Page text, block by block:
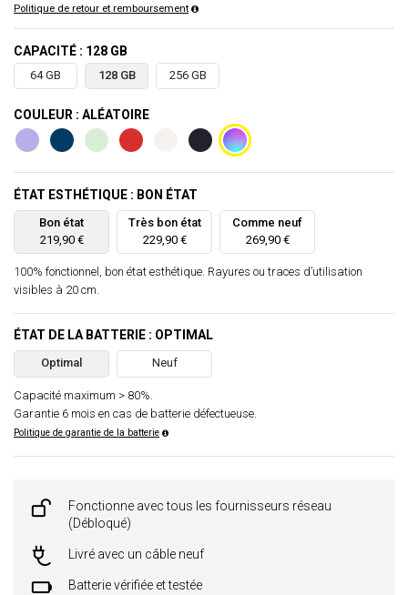
Politique de retour et remboursement
CAPACITÉ : 128 GB
64 GB 128 GB 256 GB
COULEUR : ALÉATOIRE
ÉTAT ESTHÉTIQUE : BON ÉTAT
Bon état
219,90 €
Très bon état
229,90 €
Comme neuf
269,90 €
100% fonctionnel, bon état esthétique. Rayures ou traces d’utilisation
visibles à 20 cm.
ÉTAT DE LA BATTERIE : OPTIMAL
Optimal Neuf
Capacité maximum > 80%.
Garantie 6 mois en cas de batterie défectueuse.
Politique de garantie de la batterie
Fonctionne avec tous les fournisseurs réseau
(Débloqué)
Livré avec un câble neuf
Batterie vérifiée et testée